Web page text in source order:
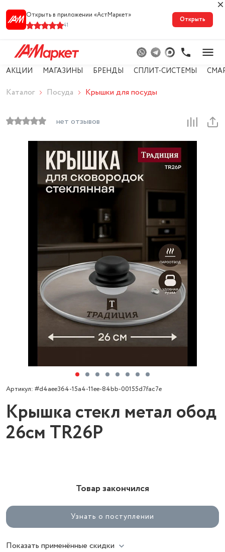
Открыть в приложении «АстМарке‪т‬»
41
Открыть
АКЦИИ МАГАЗИНЫ БРЕНДЫ СПЛИТ-СИСТЕМЫ
Каталог Посуда Крышки для посуды
нет отзывов
Артикул: #d4aee364-15a4-11ee-84bb-00155d7fac7e
Крышка стекл метал обод
26см TR26P
Товар закончился
Узнать о поступлении
Показать применённые скидки